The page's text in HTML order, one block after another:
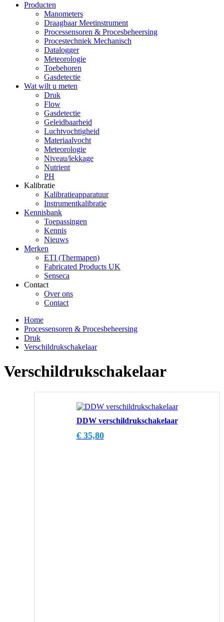
Producten
Manometers
Draagbaar Meetinstrument
Processensoren & Procesbeheersing
Procestechniek Mechanisch
Datalogger
Meteorologie
Toebehoren
Gasdetectie
Wat wilt u meten
Druk
Flow
Gasdetectie
Geleidbaarheid
Luchtvochtigheid
Materiaalvocht
Meteorologie
Niveau/lekkage
Nutrient
PH
Kalibratie
Kalibratieapparatuur
Instrumentkalibratie
Kennisbank
Toepassingen
Kennis
Nieuws
Merken
ETI (Thermapen)
Fabricated Products UK
Senseca
Contact
Over ons
Contact
Home
Processensoren & Procesbeheersing
Druk
Verschildrukschakelaar
Verschildrukschakelaar
DDW verschildrukschakelaar
€35,80